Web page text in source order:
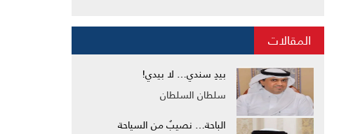
المقالات
بيدِ سندي… لا بيدي!
سلطان السلطان
الباحة… نصيبٌ من السياحة